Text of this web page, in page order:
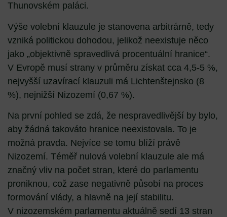
Thunovském paláci.
Výše volební klauzule je stanovena arbitrárně, tedy
vzniká politickou dohodou, jelikož neexistuje něco
jako „objektivně spravedlivá procentuální hranice“.
V Evropě musí strany v průměru získat cca 4,5-5 %,
nejvyšší uzavírací klauzuli má Lichtenštejnsko (8
%), nejnižší Nizozemí (0,67 %).
Na první pohled se zdá, že nespravedlivější by bylo,
aby žádná takováto hranice neexistovala. To je
možná pravda. Nejvíce se tomu blíží právě
Nizozemí. Téměř nulová volební klauzule ale má
značný vliv na počet stran, které do parlamentu
proniknou, což zase negativně působí na proces
formování vlády, a hlavně na její stabilitu.
V nizozemském parlamentu aktuálně sedí 13 stran